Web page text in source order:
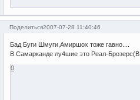
Поделиться2007-07-28 11:40:46
Бад Буги Шмуги,Амиршох тоже гавно....
В Самарканде лу4шие это Реал-
0